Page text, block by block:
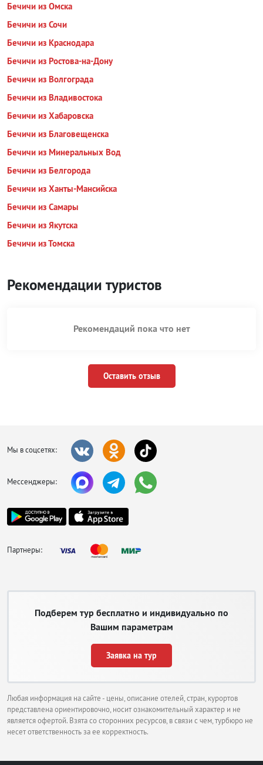
Бечичи из Омска
Бечичи из Сочи
Бечичи из Краснодара
Бечичи из Ростова-на-Дону
Бечичи из Волгограда
Бечичи из Владивостока
Бечичи из Хабаровска
Бечичи из Благовещенска
Бечичи из Минеральных Вод
Бечичи из Белгорода
Бечичи из Ханты-Мансийска
Бечичи из Самары
Бечичи из Якутска
Бечичи из Томска
Рекомендации туристов
Рекомендаций пока что нет
Оставить отзыв
Мы в соцсетях:
Мессенджеры:
Партнеры:
Подберем тур бесплатно и индивидуально по
Вашим параметрам
Заявка на тур
Любая информация на сайте - цены, описание отелей, стран, курортов
представлена ориентировочно, носит ознакомительный характер и не
является офертой. Взята со сторонних ресурсов, в связи с чем, турбюро не
несет ответственность за ее корректность.